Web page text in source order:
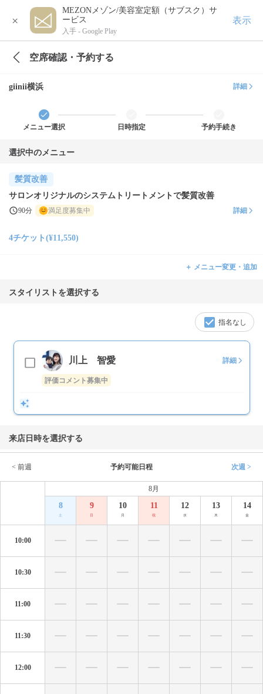
×
MEZONメゾン/美容室定額（サブスク）サ
ービス
入手 - Google Play
表示
空席確認・予約する
giinii横浜 詳細
メニュー選択 日時指定 予約手続き
選択中のメニュー
髪質改善
サロンオリジナルのシステムトリートメントで髪質改善
90分 満足度募集中 詳細
4チケット(¥11,550)
＋ メニュー変更・追加
スタイリストを選択する
指名なし
川上 智愛 詳細
評価コメント募集中
来店日時を選択する
< 前週 予約可能日程 次週 >
8月
8
土
9
日
10
月
11
祝
12
水
13
木
14
金
10:00
10:30
11:00
11:30
12:00